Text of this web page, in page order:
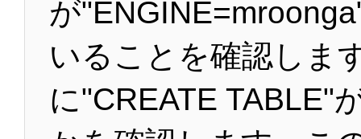
が
いることを確認しま
に"CREATE TABLE"